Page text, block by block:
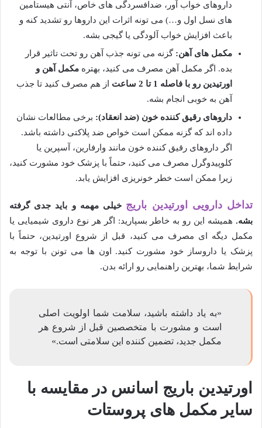
داروهای خواب آور، ضدافسردگی های خاص، آنتی هیستامین
های نسل اول و…) می تونه اثرات این داروها رو تشدید کنه و
باعث افزایش خواب آلودگی یا گیجی بشه.
مکمل های آهن: گزنه می تونه جذب آهن رو تحت تاثیر قرار
بده. اگر مکمل آهن مصرف می کنید، بهتره مکمل آهن و
اورتیدین رو با فاصله 1 تا 2 ساعت
از هم مصرف کنید تا جذب
آهن به خوبی انجام بشه.
داروهای رقیق کننده خون (ضد انعقاد): برخی مطالعات نشان
داده اند که گزنه ممکن است خواص ضد پلاکتی داشته باشد.
اگر داروهای رقیق کننده خون مانند وارفارین، آسپرین یا
کلوپیدوگرل مصرف می کنید، حتماً با پزشک خود مشورت کنید،
زیرا ممکن است خطر خونریزی افزایش یابد.
تداخل دارویی اورتیدین باریج خیلی مهمه و باید جدی گرفته
بشه. همیشه این رو به خاطر بسپارید: اگر هر نوع داروی شیمیایی یا
مکمل دیگه ای مصرف می کنید، قبل از شروع اورتیدین، حتماً با
پزشک یا داروساز خود مشورت کنید. اون ها می تونن با توجه به
شرایط شما، بهترین راهنمایی رو ارائه بدن.
«به یاد داشته باشید، سلامت شما اولویت اصلی
است و مشورت با متخصصین قبل از شروع هر
مکمل جدید، تضمین کننده این سلامتی است.»
اورتیدین باریج اسانس در مقایسه با
سایر مکمل های پروستات